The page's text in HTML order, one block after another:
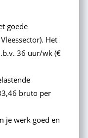
goede
Het
36 uur/wk (€
bruto per
je werk goed en